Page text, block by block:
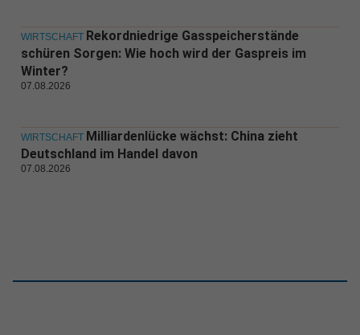
WIRTSCHAFT Rekordniedrige Gasspeicherstände
schüren Sorgen: Wie hoch wird der Gaspreis im
Winter?
07.08.2026
WIRTSCHAFT Milliardenlücke wächst: China zieht
Deutschland im Handel davon
07.08.2026